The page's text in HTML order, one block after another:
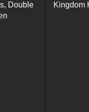
Double
Kingdom